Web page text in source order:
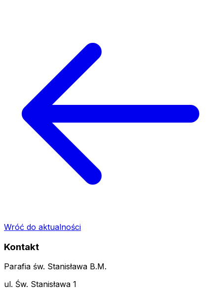
Wróć do aktualności
Kontakt
Parafia św. Stanisława B.M.
ul. Św. Stanisława 1